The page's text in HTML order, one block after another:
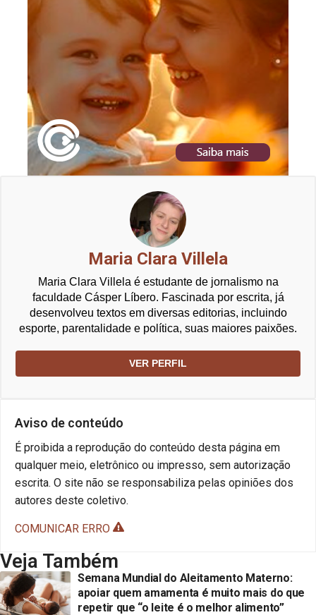
Maria Clara Villela
Maria Clara Villela é estudante de jornalismo na
faculdade Cásper Líbero. Fascinada por escrita, já
desenvolveu textos em diversas editorias, incluindo
esporte, parentalidade e política, suas maiores paixões.
VER PERFIL
Aviso de conteúdo
É proibida a reprodução do conteúdo desta página em
qualquer meio, eletrônico ou impresso, sem autorização
escrita. O site não se responsabiliza pelas opiniões dos
autores deste coletivo.
COMUNICAR ERRO
Veja Também
Semana Mundial do Aleitamento Materno:
apoiar quem amamenta é muito mais do que
repetir que “o leite é o melhor alimento”